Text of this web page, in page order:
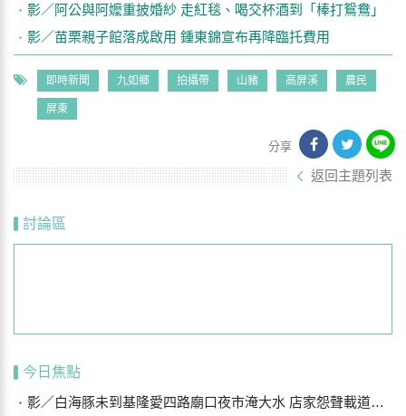
影／阿公與阿嬤重披婚紗 走紅毯、喝交杯酒到「棒打鴛鴦」
影／苗栗親子館落成啟用 鍾東錦宣布再降臨托費用
即時新聞 九如鄉 拍攝帶 山豬 高屏溪 農民
屏東
分享
返回主題列表
討論區
今日焦點
影／白海豚未到基隆愛四路廟口夜市淹大水 店家怨聲載道…封路排水